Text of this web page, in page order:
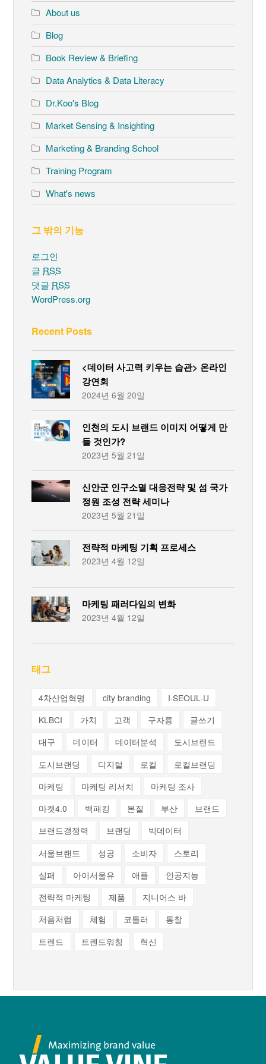
About us
Blog
Book Review & Briefing
Data Analytics & Data Literacy
Dr.Koo's Blog
Market Sensing & Insighting
Marketing & Branding School
Training Program
What's news
그 밖의 기능
로그인
글 RSS
댓글 RSS
WordPress.org
Recent Posts
<데이터 사고력 키우는 습관> 온라인
강연회
2024년 6월 20일
인천의 도시 브랜드 이미지 어떻게 만
들 것인가?
2023년 5월 21일
신안군 인구소멸 대응전략 및 섬 국가
정원 조성 전략 세미나
2023년 5월 21일
전략적 마케팅 기획 프로세스
2023년 4월 12일
마케팅 패러다임의 변화
2023년 4월 12일
태그
4차산업혁명 city branding
I·SEOUL·U
KLBCI
가치 고객 구자룡
글쓰기
대구
데이터 데이터분석
도시브랜드
도시브랜딩
디지털 로컬
로컬브랜딩
마케팅
마케팅 리서치
마케팅 조사
마켓4.0
백패킹 본질 부산
브랜드
브랜드경쟁력
브랜딩
빅데이터
서울브랜드
성공 소비자
스토리
실패
아이서울유 애플
인공지능
전략적 마케팅
제품
지니어스 바
처음처럼
체험 코틀러
통찰
트렌드
트렌드워칭 혁신